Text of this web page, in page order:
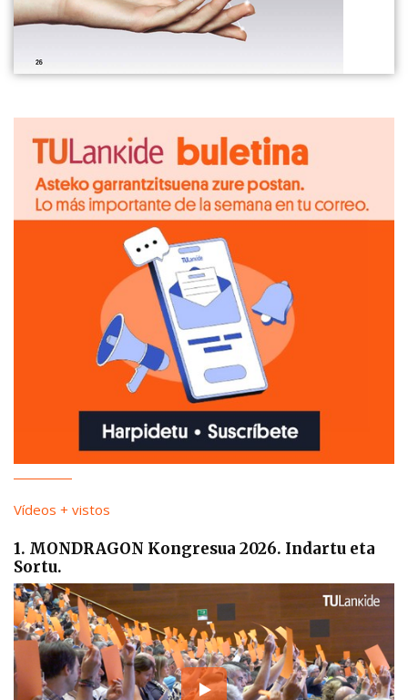
Vídeos + vistos
1. MONDRAGON Kongresua 2026. Indartu eta
Sortu.